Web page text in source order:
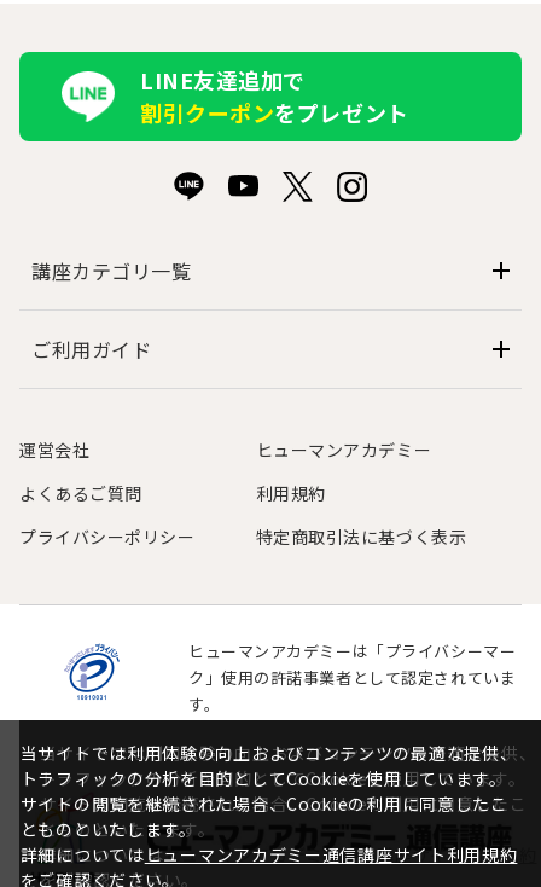
当サイトでは利用体験の向上およびコンテンツの最適な提供、
トラフィックの分析を目的としてCookieを使用しています。
サイトの閲覧を継続された場合、Cookieの利用に同意したこ
とものといたします。
詳細についてはヒューマンアカデミー通信講座サイト利用規約
をご確認ください。
LINE友達追加で
割引クーポンをプレゼント
講座カテゴリ一覧
ご利用ガイド
運営会社
ヒューマンアカデミー
よくあるご質問
利用規約
プライバシーポリシー
特定商取引法に基づく表示
ヒューマンアカデミーは「プライバシーマー
ク」使用の許諾事業者として認定されていま
す。
当サイトでは利用体験の向上およびコンテンツの最適な提供、
トラフィックの分析を目的としてCookieを使用しています。
サイトの閲覧を継続された場合、Cookieの利用に同意したこ
とものといたします。
詳細については ヒューマンアカデミー通信講座サイト利用規約
をご確認ください。